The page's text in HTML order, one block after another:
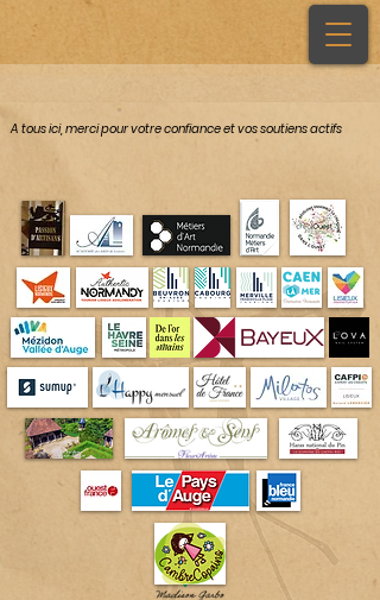
A tous ici, merci pour votre confiance et vos soutiens actifs